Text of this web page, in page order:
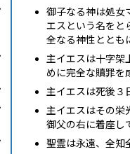
御子なる神は処女
エスという名をと
全なる神性ととも
主イエスは十字架
めに完全な贖罪を
主イエスは死後３
主イエスはその栄
御父の右に着座し
聖霊は永遠、全知